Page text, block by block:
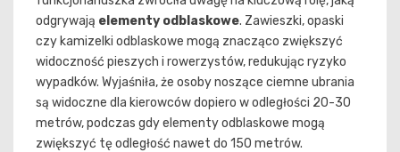
odgrywają elementy odblaskowe. Zawieszki, opaski
czy kamizelki odblaskowe mogą znacząco zwiększyć
widoczność pieszych i rowerzystów, redukując ryzyko
wypadków. Wyjaśniła, że osoby noszące ciemne ubrania
są widoczne dla kierowców dopiero w odległości 20-30
metrów, podczas gdy elementy odblaskowe mogą
zwiększyć tę odległość nawet do 150 metrów.